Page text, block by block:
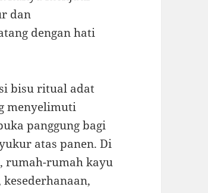
dan
dengan hati
bisu ritual adat
menyelimuti
panggung bagi
atas panen. Di
rumah-rumah kayu